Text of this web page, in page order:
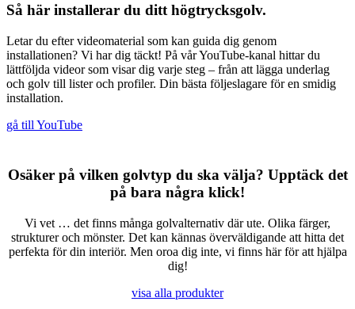
Så här installerar du ditt högtrycksgolv.
Letar du efter videomaterial som kan guida dig genom
installationen? Vi har dig täckt! På vår YouTube-kanal hittar du
lättföljda videor som visar dig varje steg – från att lägga underlag
och golv till lister och profiler. Din bästa följeslagare för en smidig
installation.
gå till YouTube
Osäker på vilken golvtyp du ska välja? Upptäck det
på bara några klick!​
Vi vet … det finns många golvalternativ där ute. Olika färger,
strukturer och mönster. Det kan kännas överväldigande att hitta det
perfekta för din interiör. Men oroa dig inte, vi finns här för att hjälpa
dig!
visa alla produkter